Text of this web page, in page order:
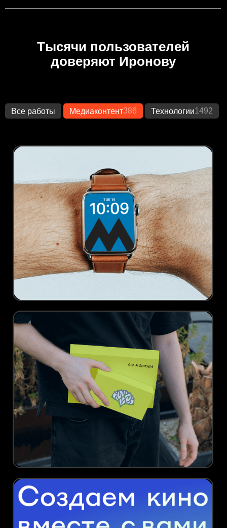
Тысячи пользователей
доверяют Иронову
Все работы Медиаконтент386 Технологии1492